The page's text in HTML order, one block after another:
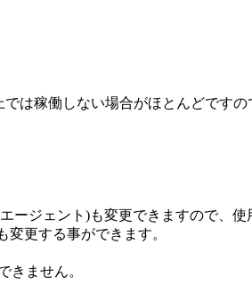
は稼働しない場合がほとんどですの
ージェント)も変更できますので、
変更する事ができます。
きません。